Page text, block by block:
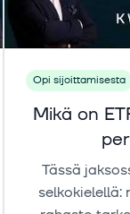
Opi sijoittamisesta
Mikä on
Tässä